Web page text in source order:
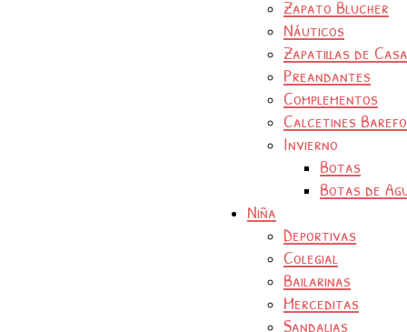
Zapato Blucher
Náuticos
Zapatillas de Casa
Preandantes
Complementos
Calcetines
Invierno
Botas
Botas de
Niña
Deportivas
Colegial
Bailarinas
Merceditas
Sandalias